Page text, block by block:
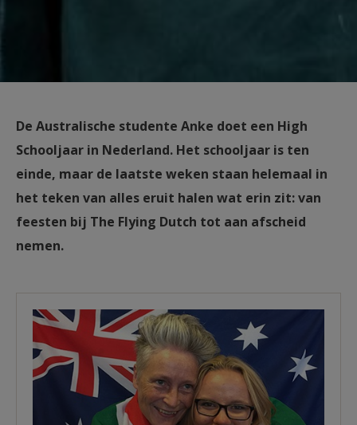
De Australische studente Anke doet een High
Schooljaar in Nederland. Het schooljaar is ten
einde, maar de laatste weken staan helemaal in
het teken van alles eruit halen wat erin zit: van
feesten bij The Flying Dutch tot aan afscheid
nemen.